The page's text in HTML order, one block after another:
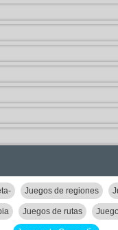
Juegos de regiones
Juegos de rutas